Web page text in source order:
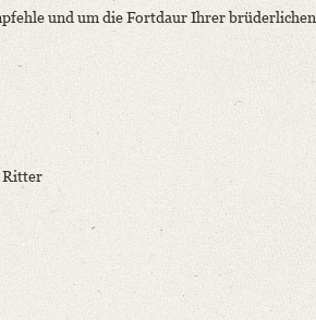
und um die Fortdaur Ihrer
Ritter